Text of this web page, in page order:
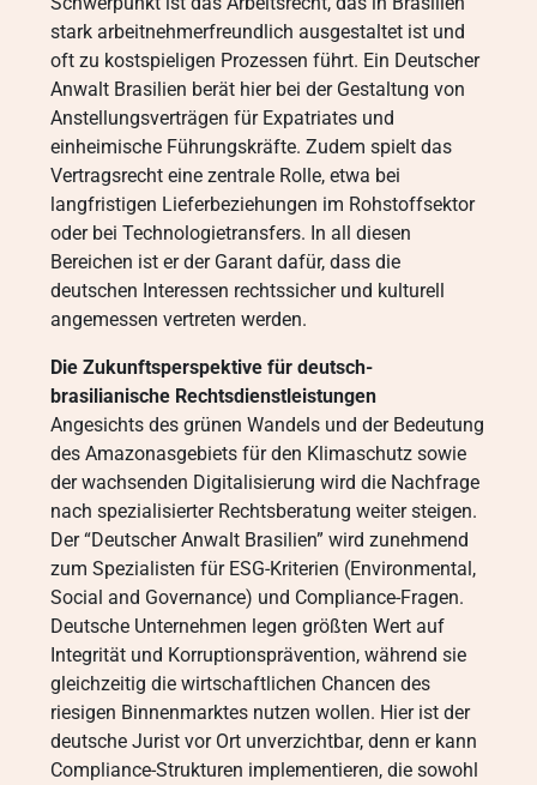
stark arbeitnehmerfreundlich ausgestaltet ist und
oft zu kostspieligen Prozessen führt. Ein Deutscher
Anwalt Brasilien berät hier bei der Gestaltung von
Anstellungsverträgen für Expatriates und
einheimische Führungskräfte. Zudem spielt das
Vertragsrecht eine zentrale Rolle, etwa bei
langfristigen Lieferbeziehungen im Rohstoffsektor
oder bei Technologietransfers. In all diesen
Bereichen ist er der Garant dafür, dass die
deutschen Interessen rechtssicher und kulturell
angemessen vertreten werden.
Die Zukunftsperspektive für deutsch-
brasilianische Rechtsdienstleistungen
Angesichts des grünen Wandels und der Bedeutung
des Amazonasgebiets für den Klimaschutz sowie
der wachsenden Digitalisierung wird die Nachfrage
nach spezialisierter Rechtsberatung weiter steigen.
Der “Deutscher Anwalt Brasilien” wird zunehmend
zum Spezialisten für ESG-Kriterien (Environmental,
Social and Governance) und Compliance-Fragen.
Deutsche Unternehmen legen größten Wert auf
Integrität und Korruptionsprävention, während sie
gleichzeitig die wirtschaftlichen Chancen des
riesigen Binnenmarktes nutzen wollen. Hier ist der
deutsche Jurist vor Ort unverzichtbar, denn er kann
Compliance-Strukturen implementieren, die sowohl